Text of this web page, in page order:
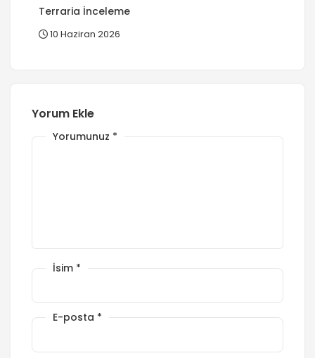
Terraria İnceleme
10 Haziran 2026
Yorum Ekle
Yorumunuz *
İsim *
E-posta *